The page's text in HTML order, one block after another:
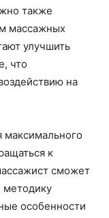
также
массажных
улучшить
что
на
максимального
к
сможет
методику
особенности